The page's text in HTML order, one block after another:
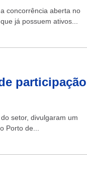
concorrência aberta no
já possuem ativos...
participação
setor, divulgaram um
Porto de...